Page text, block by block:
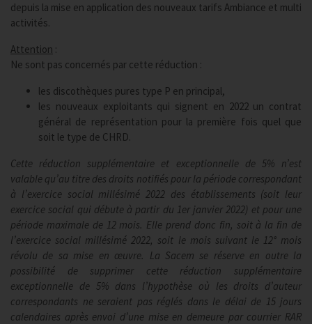
depuis la mise en application des nouveaux tarifs Ambiance et multi
activités.
Attention :
Ne sont pas concernés par cette réduction :
les discothèques pures type P en principal,
les nouveaux exploitants qui signent en 2022 un contrat
général de représentation pour la première fois quel que
soit le type de CHRD.
Cette réduction supplémentaire et exceptionnelle de 5% n’est
valable qu’au titre des droits notifiés pour la période correspondant
à l’exercice social millésimé 2022 des établissements (soit leur
exercice social qui débute à partir du 1er janvier 2022) et pour une
période maximale de 12 mois. Elle prend donc fin, soit à la fin de
l’exercice social millésimé 2022, soit le mois suivant le 12° mois
révolu de sa mise en œuvre. La Sacem se réserve en outre la
possibilité de supprimer cette réduction supplémentaire
exceptionnelle de 5% dans l’hypothèse où les droits d’auteur
correspondants ne seraient pas réglés dans le délai de 15 jours
calendaires après envoi d’une mise en demeure par courrier RAR